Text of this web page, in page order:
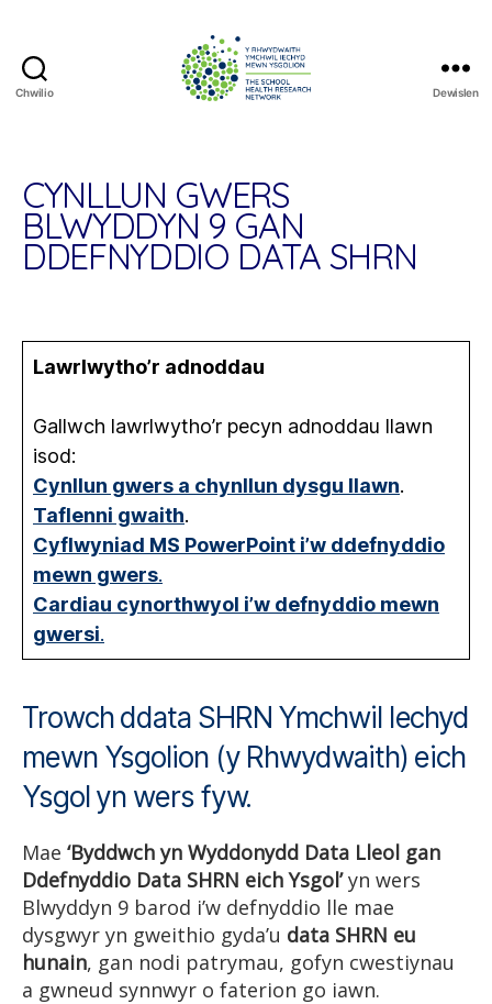
Chwilio
Research
Network
Dewislen
CYNLLUN GWERS
BLWYDDYN 9 GAN
DDEFNYDDIO DATA SHRN
Lawrlwytho’r adnoddau
Gallwch lawrlwytho’r pecyn adnoddau llawn
isod:
Cynllun gwers a chynllun dysgu llawn.
Taflenni gwaith.
Cyflwyniad MS PowerPoint i’w ddefnyddio
mewn gwers.
Cardiau cynorthwyol i’w defnyddio mewn
gwersi.
Trowch ddata SHRN Ymchwil Iechyd
mewn Ysgolion (y Rhwydwaith) eich
Ysgol yn wers fyw.
Mae ‘Byddwch yn Wyddonydd Data Lleol gan
Ddefnyddio Data SHRN eich Ysgol’yn wers
Blwyddyn 9 barod i’w defnyddio lle mae
dysgwyr yn gweithio gyda’u data SHRN eu
hunain, gan nodi patrymau, gofyn cwestiynau
a gwneud synnwyr o faterion go iawn.